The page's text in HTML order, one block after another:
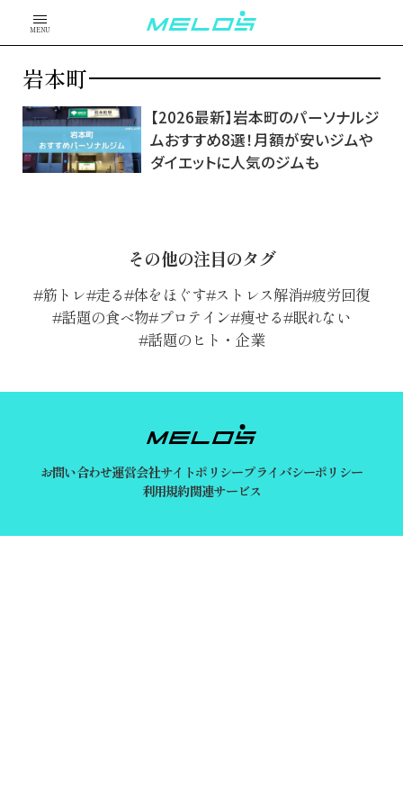
MENU
岩本町
【2026最新】岩本町のパーソナルジ
ムおすすめ8選！月額が安いジムや
ダイエットに人気のジムも
その他の注目のタグ
筋トレ 走る 体をほぐす ストレス解消 疲労回復
話題の食べ物 プロテイン 痩せる 眠れない
話題のヒト・企業
お問い合わせ運営会社サイトポリシープライバシーポリシー
利用規約関連サービス